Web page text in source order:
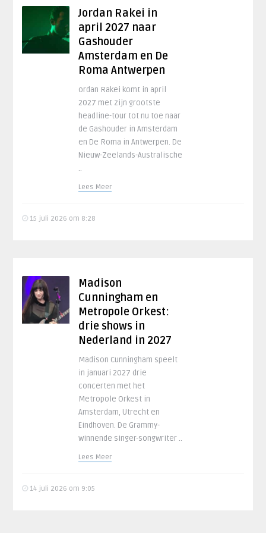
Jordan Rakei in
april 2027 naar
Gashouder
Amsterdam en De
Roma Antwerpen
ordan Rakei komt in april
2027 met zijn grootste
headline-tour tot nu toe naar
de Gashouder in Amsterdam
en De Roma in Antwerpen. De
Nieuw-Zeelands-Australische
..
Lees Meer
15 juli 2026 om 8:28
Madison
Cunningham en
Metropole Orkest:
drie shows in
Nederland in 2027
Madison Cunningham speelt
in januari 2027 drie
concerten met het
Metropole Orkest in
Amsterdam, Utrecht en
Eindhoven. De Grammy-
winnende singer-songwriter ..
Lees Meer
14 juli 2026 om 9:05